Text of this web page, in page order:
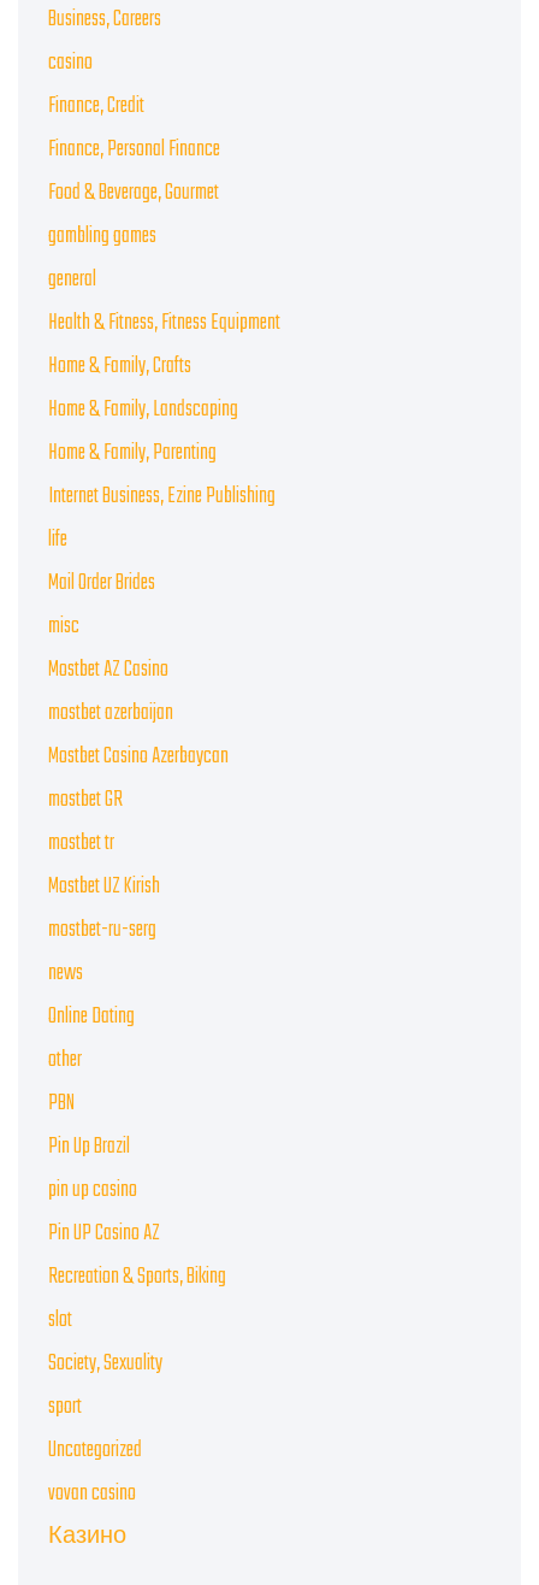
Business, Careers
casino
Finance, Credit
Finance, Personal Finance
Food & Beverage, Gourmet
gambling games
general
Health & Fitness, Fitness Equipment
Home & Family, Crafts
Home & Family, Landscaping
Home & Family, Parenting
Internet Business, Ezine Publishing
life
Mail Order Brides
misc
Mostbet AZ Casino
mostbet azerbaijan
Mostbet Casino Azerbaycan
mostbet GR
mostbet tr
Mostbet UZ Kirish
mostbet-ru-serg
news
Online Dating
other
PBN
Pin Up Brazil
pin up casino
Pin UP Casino AZ
Recreation & Sports, Biking
slot
Society, Sexuality
sport
Uncategorized
vovan casino
Казино